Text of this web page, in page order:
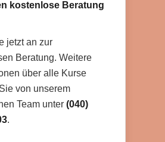
kostenlose Beratung
jetzt an zur
Beratung. Weitere
über alle Kurse
von unserem
Team unter (040)
.